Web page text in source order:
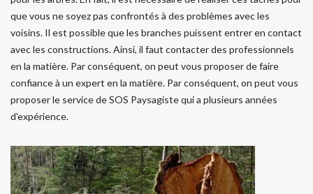
que vous ne soyez pas confrontés à des problèmes avec les
voisins. Il est possible que les branches puissent entrer en contact
avec les constructions. Ainsi, il faut contacter des professionnels
en la matière. Par conséquent, on peut vous proposer de faire
confiance à un expert en la matière. Par conséquent, on peut vous
proposer le service de SOS Paysagiste qui a plusieurs années
d'expérience.